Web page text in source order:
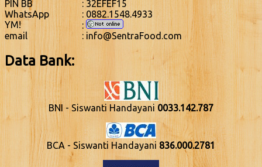
PIN BB
: 32EFEF15
WhatsApp
: 0882.1548.4933
YM!
:
email
: info@SentraFood.com
Data Bank:
BNI - Siswanti Handayani 0033.142.787
BCA - Siswanti Handayani 836.000.2781